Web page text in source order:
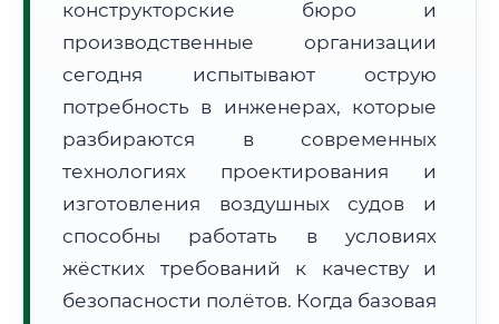
• Маршрут транзита:~3 095 км
📜 Документы и аккредитация ФИС ФРДО
конструкторские бюро и
производственные организации
сегодня испытывают острую
потребность в инженерах, которые
разбираются в современных
технологиях проектирования и
изготовления воздушных судов и
способны работать в условиях
жёстких требований к качеству и
безопасности полётов. Когда базовая